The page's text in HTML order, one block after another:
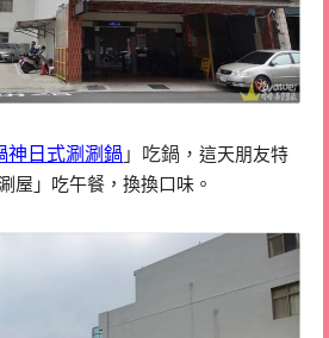
神日式涮涮鍋 」吃鍋， 這天朋友特
屋」吃午餐，換換口味。